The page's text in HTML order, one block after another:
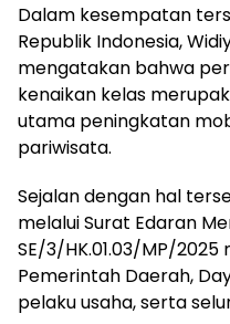
Dalam kesempatan
Republik Indonesia,
mengatakan bahwa
kenaikan kelas
utama peningkatan
pariwisata.
Sejalan dengan hal
melalui Surat Edaran
SE/3/HK.01.03/MP/
Pemerintah Daerah,
pelaku usaha, serta